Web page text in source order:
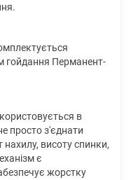
гойдання Перманент-
в
просто з'єднати
нахилу, висоту спинки,
є
жорстку